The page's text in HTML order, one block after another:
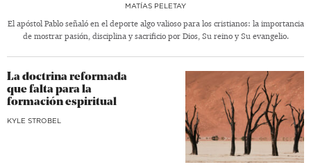
MATÍAS PELETAY
El apóstol Pablo señaló en el deporte algo valioso para los cristianos: la importancia
de mostrar pasión, disciplina y sacrificio por Dios, Su reino y Su evangelio.
La doctrina reformada
que falta para la
formación espiritual
KYLE STROBEL